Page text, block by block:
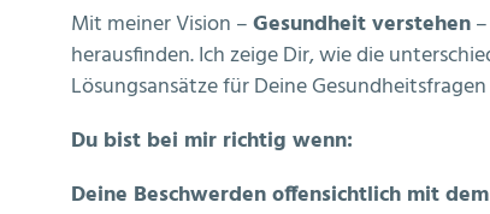
Mit meiner Vision –Gesundheit verstehen
herausfinden. Ich zeige Dir, wie die
Lösungsansätze für Deine
Du bist bei mir richtig wenn:
Deine Beschwerden offensichtlich mit